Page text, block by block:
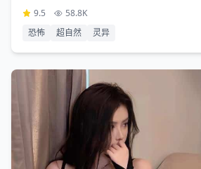
9.5 58.8K
恐怖
超自然 灵异